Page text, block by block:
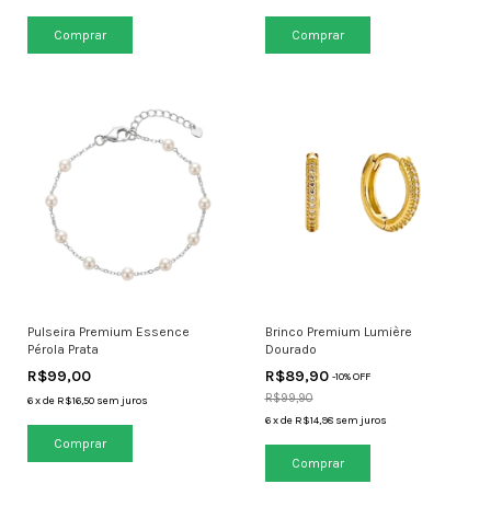
Pulseira Premium Essence
Pérola Prata
R$99,00
6xde R$16,50 sem juros
Brinco Premium Lumière
Dourado
R$89,90 -10% OFF
R$99,90
6 xde R$14,98 sem juros